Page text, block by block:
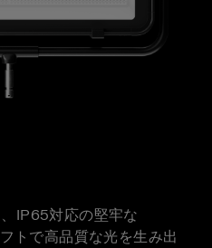
IP65対応の堅牢な
トで高品質な光を生み出